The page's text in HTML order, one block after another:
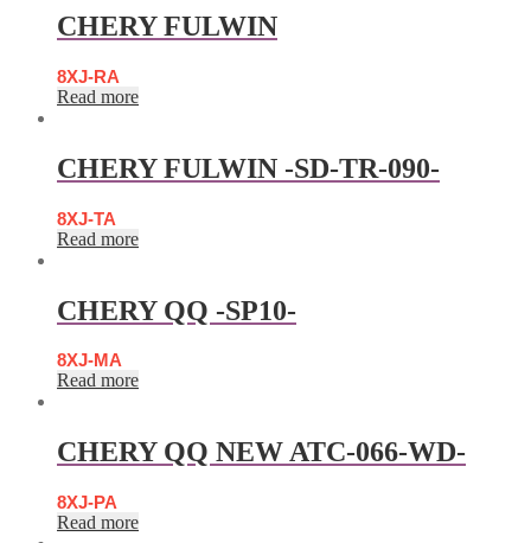
CHERY FULWIN
8XJ-RA
Read more
CHERY FULWIN -SD-TR-090-
8XJ-TA
Read more
CHERY QQ -SP10-
8XJ-MA
Read more
CHERY QQ NEW ATC-066-WD-
8XJ-PA
Read more